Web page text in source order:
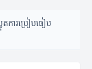
តការប្រៀបធៀប